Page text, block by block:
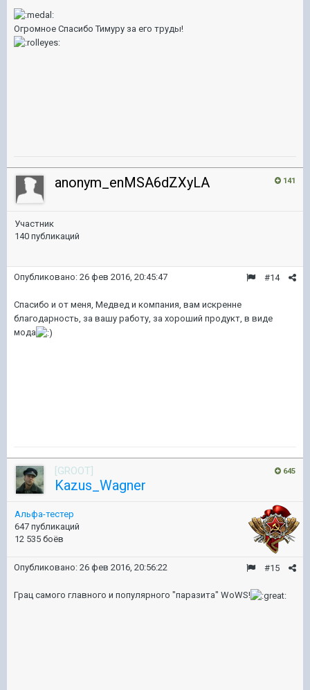
Огромное Спасибо Тимуру за его труды!
141
anonym_enMSA6dZXyLA
Участник
140 публикаций
#14
Опубликовано: 26 фев 2016, 20:45:47
Спасибо и от меня, Медвед и компания, вам искренне
благодарность, за вашу работу, за хороший продукт, в виде
мода
645
[GROOT]
Kazus_Wagner
Альфа-тестер
647 публикаций
12 535 боёв
#15
Опубликовано: 26 фев 2016, 20:56:22
Грац самого главного и популярного "паразита" WoWS!